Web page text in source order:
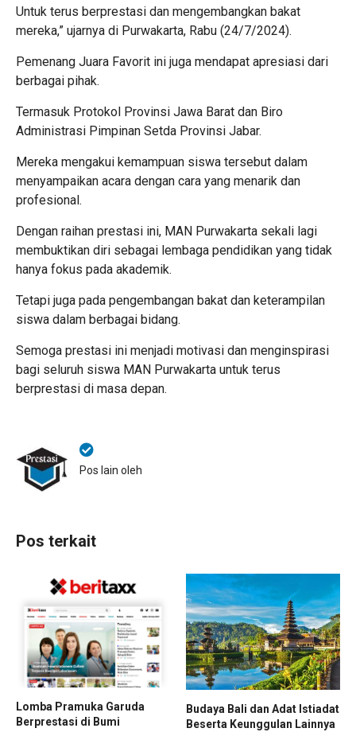
Untuk terus berprestasi dan mengembangkan bakat
mereka,” ujarnya di Purwakarta, Rabu (24/7/2024).
Pemenang Juara Favorit ini juga mendapat apresiasi dari
berbagai pihak.
Termasuk Protokol Provinsi Jawa Barat dan Biro
Administrasi Pimpinan Setda Provinsi Jabar.
Mereka mengakui kemampuan siswa tersebut dalam
menyampaikan acara dengan cara yang menarik dan
profesional.
Dengan raihan prestasi ini, MAN Purwakarta sekali lagi
membuktikan diri sebagai lembaga pendidikan yang tidak
hanya fokus pada akademik.
Tetapi juga pada pengembangan bakat dan keterampilan
siswa dalam berbagai bidang.
Semoga prestasi ini menjadi motivasi dan menginspirasi
bagi seluruh siswa MAN Purwakarta untuk terus
berprestasi di masa depan.
Pos lain oleh
Pos terkait
Lomba Pramuka Garuda
Berprestasi di Bumi
Budaya Bali dan Adat Istiadat
Beserta Keunggulan Lainnya